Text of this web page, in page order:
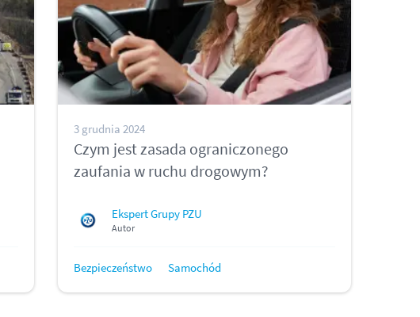
3 grudnia 2024
Czym jest zasada ograniczonego
zaufania w ruchu drogowym?
Ekspert Grupy PZU
Autor
Bezpieczeństwo Samochód